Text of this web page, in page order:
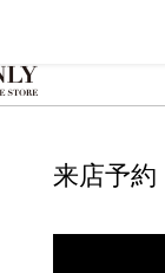
来店予約